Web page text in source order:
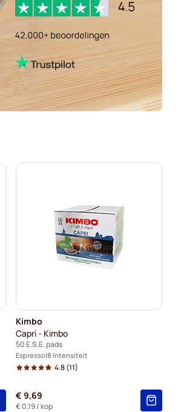
Kimbo
Capri - Kimbo
50 E.S.E. pads
Espresso 8 Intensiteit
4.8(11)
€ 9,69
€ 0,19/ kop